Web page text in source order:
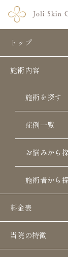
トップ
施術内容
施術を探す
症例一覧
お悩みから
施術者から
料金表
当院の特徴
ヒアルロ
こんな方に
頬や顎
こめか